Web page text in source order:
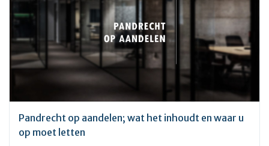
Pandrecht op aandelen; wat het inhoudt en waar u
op moet letten